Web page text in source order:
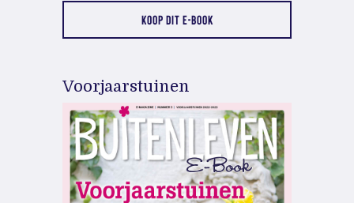
KOOP DIT E-BOOK
Voorjaarstuinen